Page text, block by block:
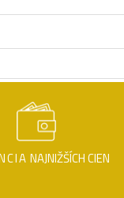
NAJNIŽŠÍCH CIEN